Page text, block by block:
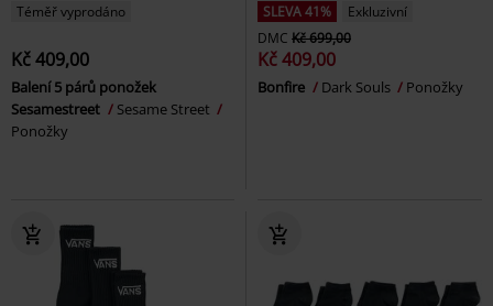
Téměř vyprodáno
Kč 409,00
Balení 5 párů ponožek
Sesamestreet
Sesame Street
Ponožky
SLEVA 41%
Exkluzivní
DMC Kč 699,00
Kč 409,00
Bonfire Dark Souls Ponožky